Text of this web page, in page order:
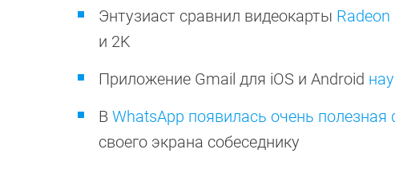
Энтузиаст сравнил видеокарты Radeon
и 2K
Приложение Gmail для iOS и Android
В WhatsApp появилась очень полезная
своего экрана собеседнику